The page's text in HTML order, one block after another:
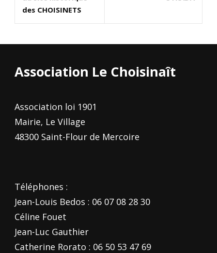
des CHOISINETS
Association Le Choisinaît
Association loi 1901
Mairie, Le Village
48300 Saint-Flour de Mercoire
Téléphones :
Jean-Louis Bedos : 06 07 08 28 30
Céline Fouet
Jean-Luc Gauthier
Catherine Rorato : 06 50 53 47 69